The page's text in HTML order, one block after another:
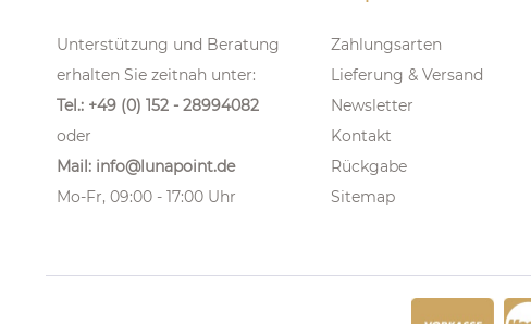
Unterstützung und Beratung
erhalten Sie zeitnah unter:
Tel.: +49 (0) 152 - 28994082
oder
Mail: info@lunapoint.de
Mo-Fr, 09:00 - 17:00 Uhr
Zahlungsarten
Lieferung & Versand
Newsletter
Kontakt
Rückgabe
Sitemap